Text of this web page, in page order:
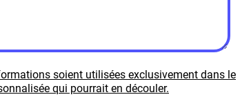
soient utilisées exclusivement dans le
qui pourrait en découler.